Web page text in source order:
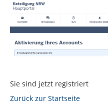
Sie sind jetzt registriert
Zurück zur Startseite